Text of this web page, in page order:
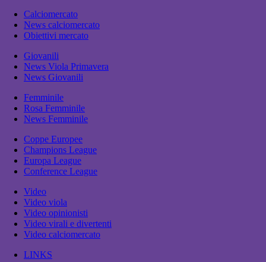
Calciomercato
News calciomercato
Obiettivi mercato
Giovanili
News Viola Primavera
News Giovanili
Femminile
Rosa Femminile
News Femminile
Coppe Europee
Champions League
Europa League
Conference League
Video
Video viola
Video opinionisti
Video virali e divertenti
Video calciomercato
LINKS